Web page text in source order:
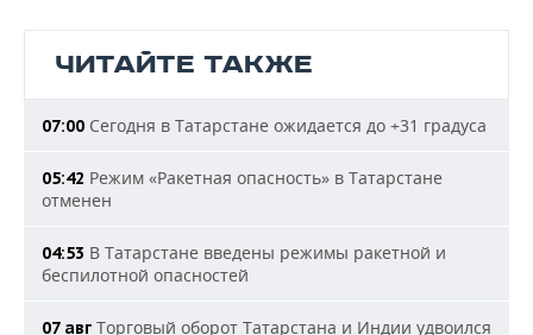
ЧИТАЙТЕ ТАКЖЕ
07:00 Сегодня в Татарстане ожидается до +31 градуса
05:42 Режим «Ракетная опасность» в Татарстане
отменен
04:53 В Татарстане введены режимы ракетной и
беспилотной опасностей
07 авг Торговый оборот Татарстана и Индии удвоился